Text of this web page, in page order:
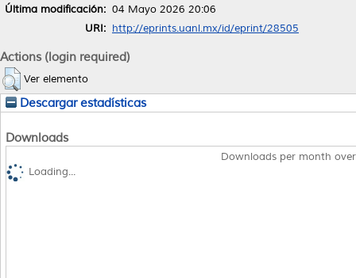
Última modificación: 04 Mayo 2026 20:06
URI: http://eprints.uanl.mx/id/eprint/28505
Actions (login required)
Ver elemento
Descargar estadísticas
Downloads
Downloads per month
Loading...